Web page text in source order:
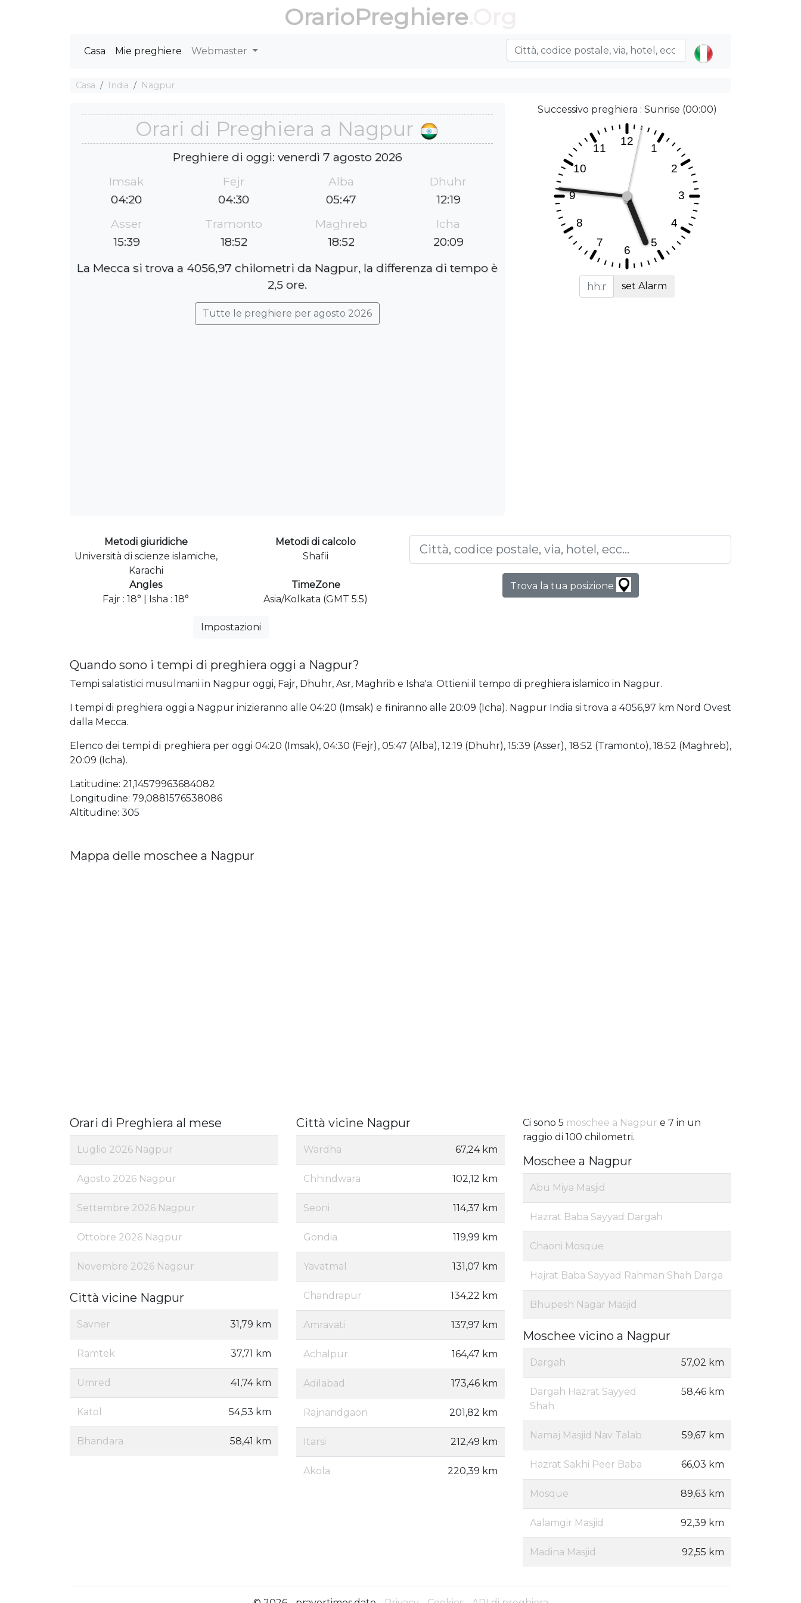
OrarioPreghiere
Casa Mie preghiere Webmaster
Casa India Nagpur
Orari di Preghiera a Nagpur
Preghiere di oggi: venerdì 7 agosto 2026
Imsak
04:20
Fejr
04:30
Alba
05:47
Dhuhr
12:19
Asser
15:39
Tramonto
18:52
Maghreb
18:52
Icha
20:09
La Mecca si trova a 4056,97 chilometri da Nagpur, la differenza di tempo è
2,5 ore.
Tutte le preghiere per agosto 2026
Successivo preghiera : Sunrise (00:00)
set Alarm
Metodi giuridiche
Università di scienze islamiche,
Karachi
Metodi di calcolo
Shafii
Angles
Fajr : 18° | Isha : 18°
TimeZone
Asia/Kolkata (GMT 5.5)
Impostazioni
Trova la tua posizione
Quando sono i tempi di preghiera oggi a Nagpur?
Tempi salatistici musulmani in Nagpur oggi, Fajr, Dhuhr, Asr, Maghrib e Isha'a. Ottieni il tempo di preghiera islamico in Nagpur.
I tempi di preghiera oggi a Nagpur inizieranno alle 04:20 (Imsak) e finiranno alle 20:09 (Icha). Nagpur India si trova a 4056,97 km Nord Ovest
dalla Mecca.
Elenco dei tempi di preghiera per oggi 04:20 (Imsak), 04:30 (Fejr), 05:47 (Alba), 12:19 (Dhuhr), 15:39 (Asser), 18:52 (Tramonto), 18:52 (Maghreb),
20:09 (Icha).
Latitudine: 21,14579963684082
Longitudine: 79,0881576538086
Altitudine: 305
Mappa delle moschee a Nagpur
Orari di Preghiera al mese
Luglio 2026 Nagpur
Agosto 2026 Nagpur
Settembre 2026 Nagpur
Ottobre 2026 Nagpur
Novembre 2026 Nagpur
Città vicine Nagpur
Savner 31,79 km
Ramtek 37,71 km
Umred 41,74 km
Katol 54,53 km
Bhandara 58,41 km
Città vicine Nagpur
Wardha 67,24 km
Chhindwara 102,12 km
Seoni 114,37 km
Gondia 119,99 km
Yavatmal 131,07 km
Chandrapur 134,22 km
Amravati 137,97 km
Achalpur 164,47 km
Adilabad 173,46 km
Rajnandgaon 201,82 km
Itarsi 212,49 km
Akola 220,39 km
Ci sono 5 moschee a Nagpur e 7 in un
raggio di 100 chilometri.
Moschee a Nagpur
Abu Miya Masjid
Hazrat Baba Sayyad Dargah
Chaoni Mosque
Hajrat Baba Sayyad Rahman Shah Darga
Bhupesh Nagar Masjid
Moschee vicino a Nagpur
Dargah 57,02 km
Dargah Hazrat Sayyed
Shah
58,46 km
Namaj Masjid Nav Talab 59,67 km
Hazrat Sakhi Peer Baba 66,03 km
Mosque 89,63 km
Aalamgir Masjid 92,39 km
Madina Masjid 92,55 km